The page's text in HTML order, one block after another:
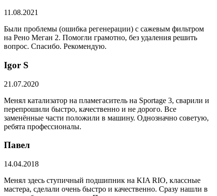
11.08.2021
Были проблемы (ошибка регенерации) с сажевым фильтром
на Рено Меган 2. Помогли грамотно, без удаления решить
вопрос. Спасибо. Рекомендую.
​Igor S
21.07.2020
Менял катализатор на пламегаситель на Sportage 3, сварили и
перепрошили быстро, качественно и не дорого. Все
заменённые части положили в машину. Однозначно советую,
ребята профессионалы.
Павел
14.04.2018
Менял здесь ступичный подшипник на KIA RIO, классные
мастера, сделали очень быстро и качественно. Сразу нашли в